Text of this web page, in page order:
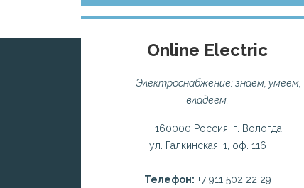
Online Electric
Электроснабжение: знаем, умеем,
владеем.
160000 Россия, г. Вологда
ул. Галкинская, 1, оф. 116
Телефон: +7 911 502 22 29